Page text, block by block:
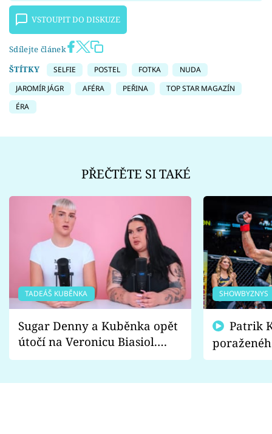
VSTOUPIT DO DISKUZE
Sdílejte článek
ŠTÍTKY
SELFIE POSTEL FOTKA
NUDA
JAROMÍR JÁGR
AFÉRA PEŘINA
TOP STAR MAGAZÍN
ÉRA
PŘEČTĚTE SI TAKÉ
TADEÁŠ KUBĚNKA
Sugar Denny a Kuběnka opět
útočí na Veronicu Biasiol.
Proč je podle nich falešná a
SHOWBYZNYS
fanoušci